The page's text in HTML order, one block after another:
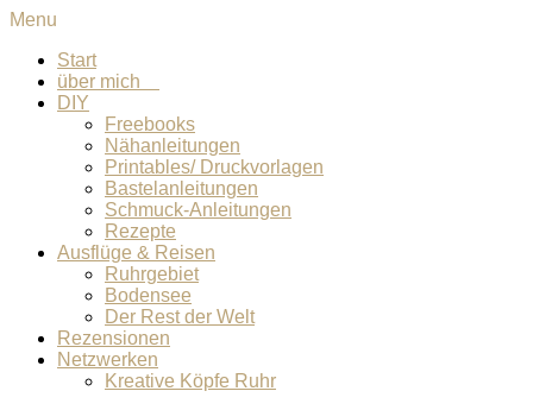
Menu
Start
über mich
DIY
Freebooks
Nähanleitungen
Printables/ Druckvorlagen
Bastelanleitungen
Schmuck-Anleitungen
Rezepte
Ausflüge & Reisen
Ruhrgebiet
Bodensee
Der Rest der Welt
Rezensionen
Netzwerken
Kreative Köpfe Ruhr